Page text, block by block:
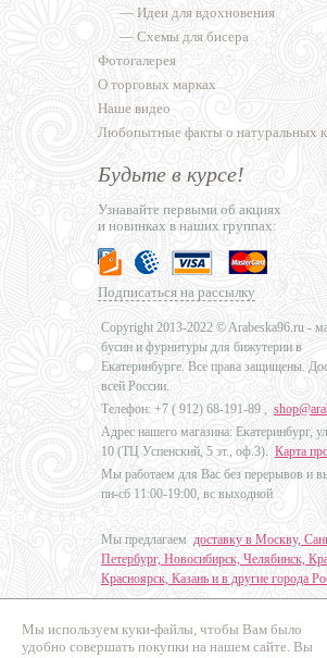
Мы используем куки-файлы, чтобы Вам было
удобно совершать покупки на нашем сайте. Вы
— Идеи для вдохновения
— Схемы для бисера
Фотогалерея
О торговых марках
Наше видео
Любопытные факты о натуральных
Будьте в курсе!
Узнавайте первыми об акциях
и новинках в наших группах:
Подписаться на рассылку
Copyright 2013-2022 © Arabeska96.ru -
бусин и фурнитуры для бижутерии в
Екатеринбурге. Все права защищены.
всей России.
Телефон: +7 ( 912) 68-191-89 ,
Адрес нашего магазина: Екатеринбург,
10 (ТЦ Успенский, 5 эт., оф.3). Карта
Мы работаем для Вас без перерывов и
пн-сб 11:00-19:00, вс выходной
Мы предлагаем доставку в Москву,
Петербург, Новосибирск, Челябинск,
Красноярск, Казань и в другие города
Дизайн - Наталья Мальцева